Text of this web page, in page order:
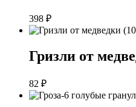
398 ₽
Гризли от
82 ₽